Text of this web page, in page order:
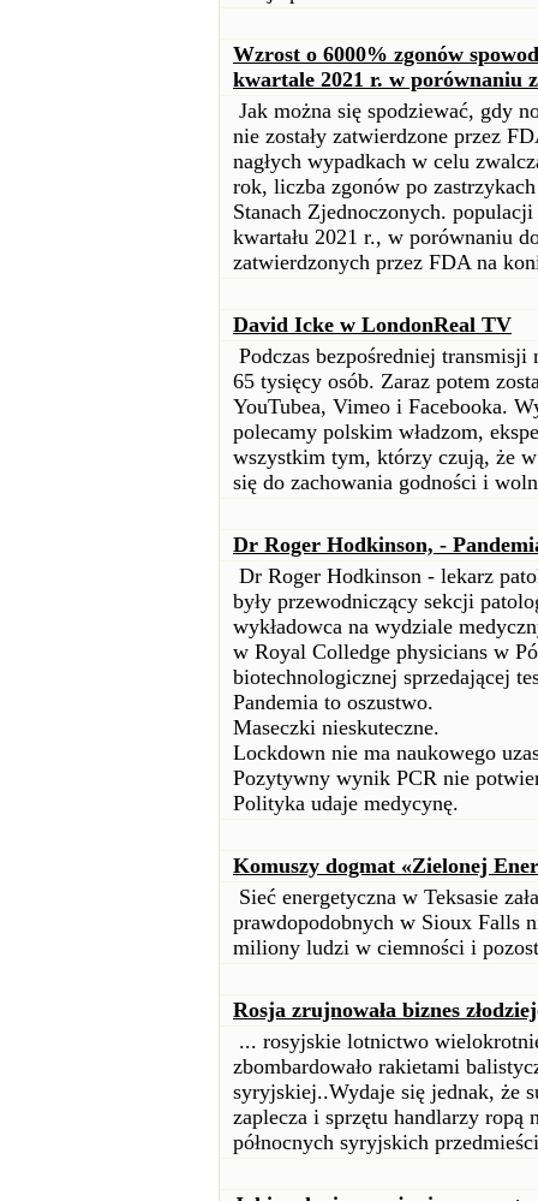
Wzrost o 6000% zgonów
kwartale 2021 r. w porównaniu
Jak można się spodziewać, gdy
nie zostały zatwierdzone przez
nagłych wypadkach w celu
rok, liczba zgonów po
Stanach Zjednoczonych.
kwartału 2021 r., w porównaniu
zatwierdzonych przez FDA na
David Icke w LondonReal TV
Podczas bezpośredniej
65 tysięcy osób. Zaraz potem
YouTubea, Vimeo i Facebooka.
polecamy polskim władzom,
wszystkim tym, którzy czują, że
się do zachowania godności i
Dr Roger Hodkinson, -
Dr Roger Hodkinson - lekarz
były przewodniczący sekcji
wykładowca na wydziale
w Royal Colledge physicians w
biotechnologicznej sprzedającej
Pandemia to oszustwo.
Maseczki nieskuteczne.
Lockdown nie ma naukowego
Pozytywny wynik PCR nie
Polityka udaje medycynę.
Komuszy dogmat «Zielonej
Sieć energetyczna w Teksasie
prawdopodobnych w Sioux Falls
miliony ludzi w ciemności i
Rosja zrujnowała biznes
... rosyjskie lotnictwo
zbombardowało rakietami
syryjskiej..Wydaje się jednak, że
zaplecza i sprzętu handlarzy ropą
północnych syryjskich